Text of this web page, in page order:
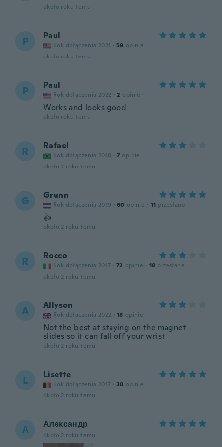
około roku temu
P Paul
Rok dołączenia 2021 · 59 opinie
około roku temu
P Paul
Rok dołączenia 2022 · 2 opinie
Works and looks good
około roku temu
R Rafael
Rok dołączenia 2018 · 7 opinie
około 2 roku temu
G Grunn
Rok dołączenia 2019 · 60 opinie · 11 przesłane
👍
około 2 roku temu
R Rocco
Rok dołączenia 2017 · 72 opinie · 18 przesłane
około 2 roku temu
A Allyson
Rok dołączenia 2022 · 18 opinie
Not the best at staying on the magnet
slides so it can fall off your wrist
około 2 roku temu
L Lisette
Rok dołączenia 2017 · 38 opinie
około 2 roku temu
А Александр
około 2 roku temu